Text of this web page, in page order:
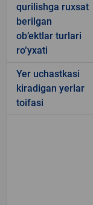
qurilishga ruxsat
berilgan
ob’ektlar turlari
ro‘yxati
Yer uchastkasi
kiradigan yerlar
toifasi